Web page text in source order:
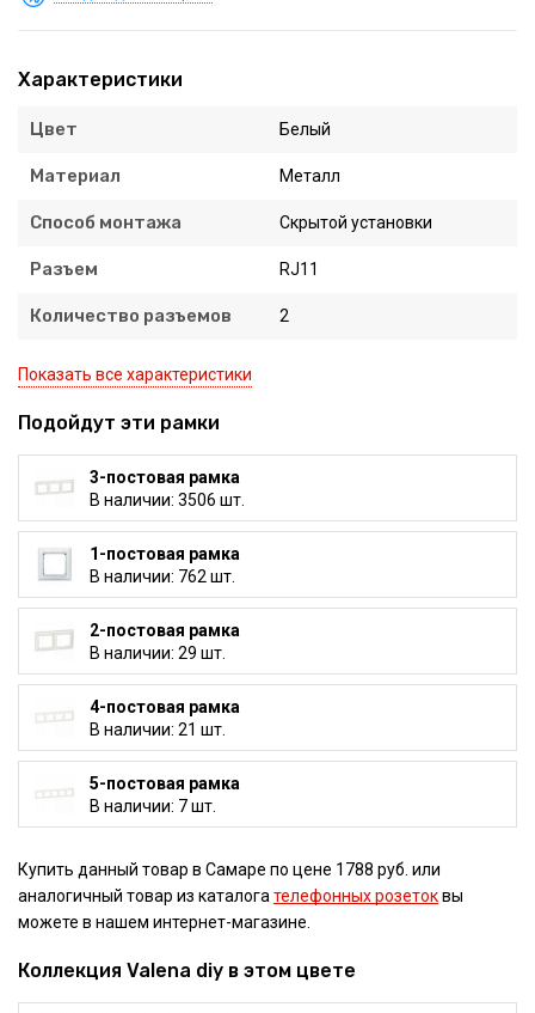
Характеристики
Цвет Белый
Материал Металл
Способ монтажа Скрытой установки
Разъем RJ11
Количество разъемов 2
Показать все характеристики
Подойдут эти рамки
3-постовая рамка
В наличии: 3506 шт.
1-постовая рамка
В наличии: 762 шт.
2-постовая рамка
В наличии: 29 шт.
4-постовая рамка
В наличии: 21 шт.
5-постовая рамка
В наличии: 7 шт.
Купить данный товар в Самаре по цене 1788 руб. или
аналогичный товар из каталогателефонных розетоквы
можете в нашем интернет-магазине.
Коллекция Valena diy в этом цвете